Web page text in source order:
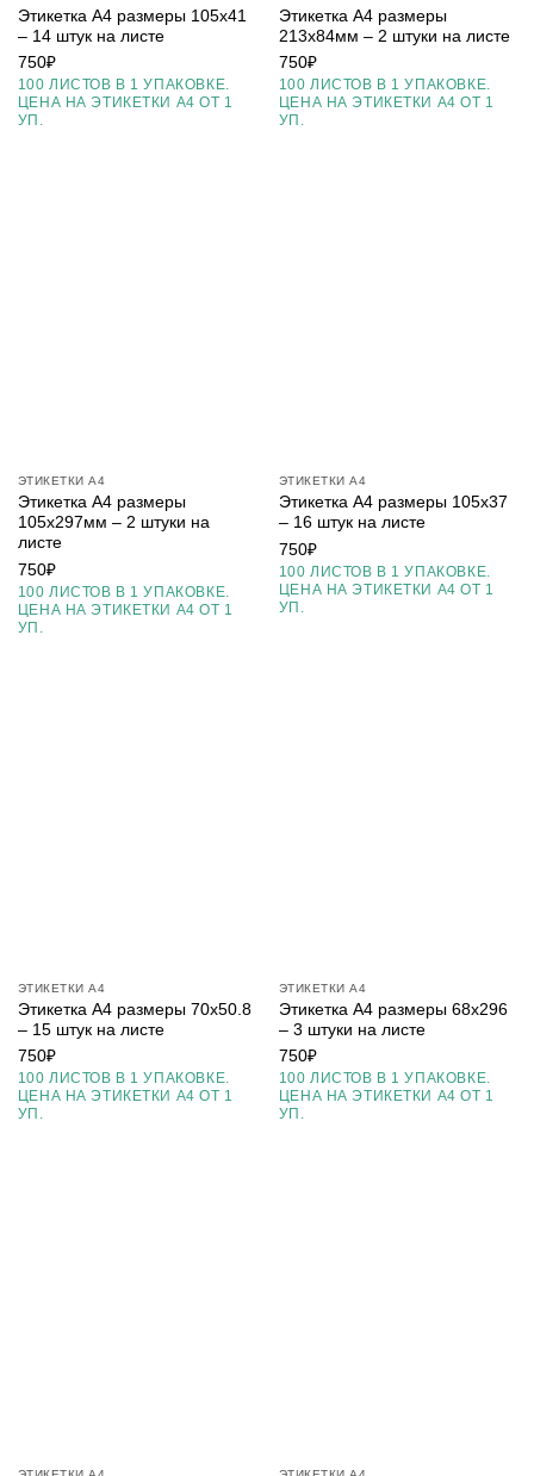
Этикетка А4 размеры 105х41
– 14 штук на листе
750₽
100 ЛИСТОВ В 1 УПАКОВКЕ.
ЦЕНА НА ЭТИКЕТКИ А4 ОТ 1
УП.
Этикетка А4 размеры
213х84мм – 2 штуки на листе
750₽
100 ЛИСТОВ В 1 УПАКОВКЕ.
ЦЕНА НА ЭТИКЕТКИ А4 ОТ 1
УП.
ЭТИКЕТКИ А4
Этикетка А4 размеры
105х297мм – 2 штуки на
листе
750₽
100 ЛИСТОВ В 1 УПАКОВКЕ.
ЦЕНА НА ЭТИКЕТКИ А4 ОТ 1
УП.
ЭТИКЕТКИ А4
Этикетка А4 размеры 105х37
– 16 штук на листе
750₽
100 ЛИСТОВ В 1 УПАКОВКЕ.
ЦЕНА НА ЭТИКЕТКИ А4 ОТ 1
УП.
ЭТИКЕТКИ А4
Этикетка А4 размеры 70х50.8
– 15 штук на листе
750₽
100 ЛИСТОВ В 1 УПАКОВКЕ.
ЦЕНА НА ЭТИКЕТКИ А4 ОТ 1
УП.
ЭТИКЕТКИ А4
Этикетка А4 размеры 68х296
– 3 штуки на листе
750₽
100 ЛИСТОВ В 1 УПАКОВКЕ.
ЦЕНА НА ЭТИКЕТКИ А4 ОТ 1
УП.